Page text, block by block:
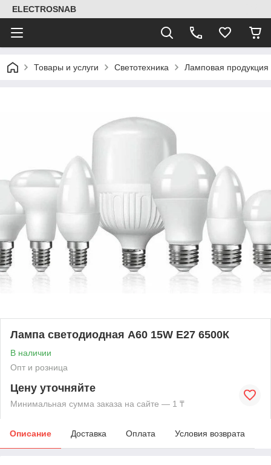
ELECTROSNAB
Товары и услуги Светотехника Ламповая продукция
Лампа светодиодная А60 15W Е27 6500К
В наличии
Опт и розница
Цену уточняйте
Минимальная сумма заказа на сайте — 1 ₸
Описание Доставка Оплата Условия возврата